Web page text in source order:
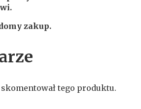
zakup.
tego produktu.